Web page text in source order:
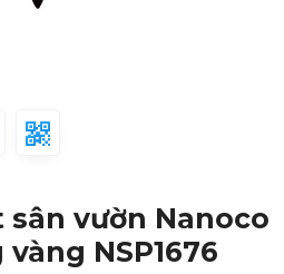
vườn Nanoco
NSP1676